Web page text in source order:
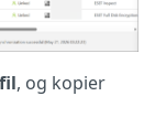
, og kopier